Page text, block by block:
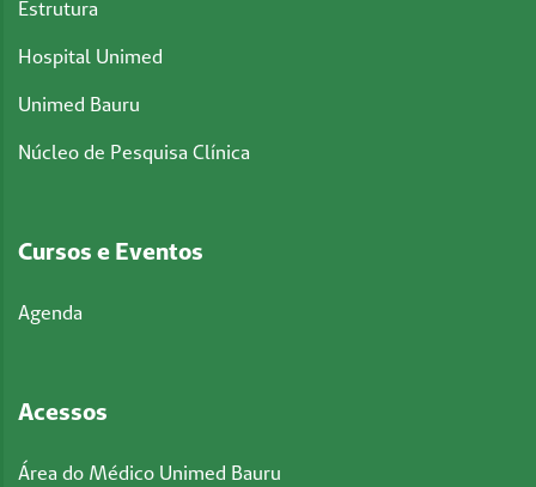
Estrutura
Hospital Unimed
Unimed Bauru
Núcleo de Pesquisa Clínica
Cursos e Eventos
Agenda
Acessos
Área do Médico Unimed Bauru